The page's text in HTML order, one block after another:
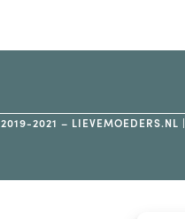
2019-2021 – LIEVEMOEDERS.NL |